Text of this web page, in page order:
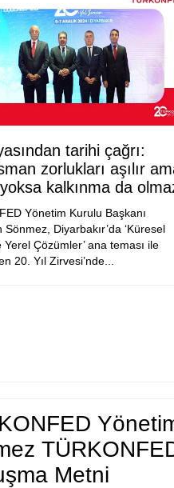
tarihi çağrı:
zorlukları aşılır
kalkınma da
Yönetim Kurulu Başkanı
Sönmez, Diyarbakır’da ‘Küresel
Yerel Çözümler’ ana teması ile
20. Yıl Zirvesi’nde...
Metni